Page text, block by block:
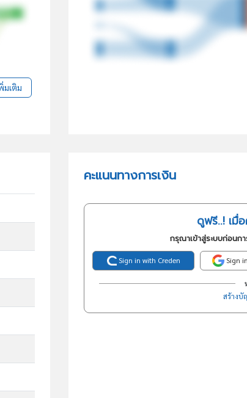
มเติม
คะแนนทางการเงิน
ดูฟรี..! เมื่
กรุณาเข้าสู่ระบบก่อนก
Sign in with Creden Sign
สร้างบั